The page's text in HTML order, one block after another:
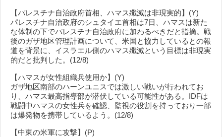
【パレスチナ自治政府首相、ハマス殲滅は非現実的】(Y)
パレスチナ自治政府のシュタイエ首相は7日、ハマスは新た
な体制の下でパレスチナ自治政府に加わるべきだと指摘。戦
後のガザ地区管理計画について、米国と協力しているとの報
道を背景に、イスラエル側のハマス殲滅という目標は非現実
的だと批判した。(12/8)
【ハマスが女性組織兵使用か】(Y)
ガザ地区南部のハーンユニスでは激しい戦いが行われてお
り、ハマス最高指導部が潜伏している可能性がある。IDFは
戦闘中ハマスの女性兵を確認、監視の役割を持っており一部
は爆発物を携帯しているよう。(12/8)
【中東の米軍に攻撃】(P)